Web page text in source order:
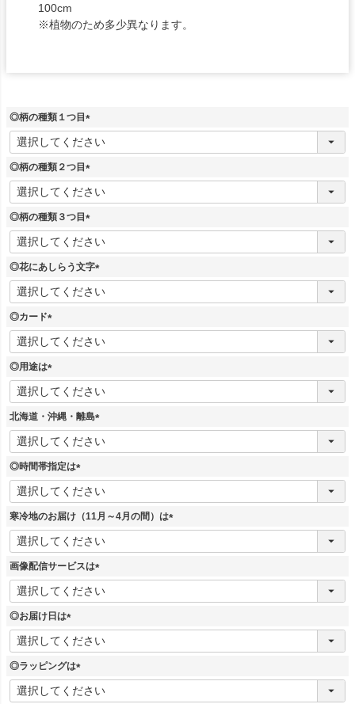
100cm
※植物のため多少異なります。
◎柄の種類１つ目
(
必
須
◎柄の種類２つ目
(
必
須
◎柄の種類３つ目
(
必
須
◎花にあしらう文字
(
必
◎カード
(
必
須
◎用途は
(
必
須
北海道・沖縄・離島
(
必
◎時間帯指定は
(
必
須
寒冷地のお届け（11月～4月の間）は
(
画像配信サービスは
(
必
◎お届け日は
(
必
須
◎ラッピングは
(
必